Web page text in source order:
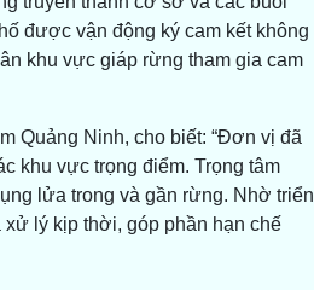
được vận động ký cam kết không
khu vực giáp rừng tham gia cam
Quảng Ninh, cho biết: “Đơn vị đã
khu vực trọng điểm. Trọng tâm
lửa trong và gần rừng. Nhờ triển
lý kịp thời, góp phần hạn chế